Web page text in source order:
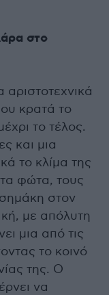
στο
αριστοτεχνικά
κρατά το
το τέλος.
και μια
το κλίμα της
τα φώτα, τους
στον
με απόλυτη
μια από τις
το κοινό
της. Ο
να